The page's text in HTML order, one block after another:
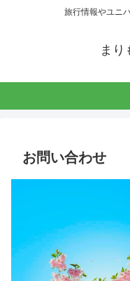
旅行情報やユニ
まり
お問い合わせ